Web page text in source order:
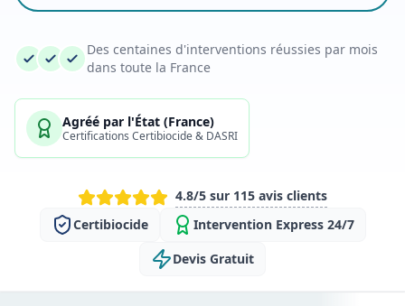
Des centaines d'interventions réussies par mois
dans toute la France
Agréé par l'État (France)
Certifications Certibiocide & DASRI
4.8/5 sur 115 avis clients
Certibiocide
Intervention Express 24/7
Devis Gratuit